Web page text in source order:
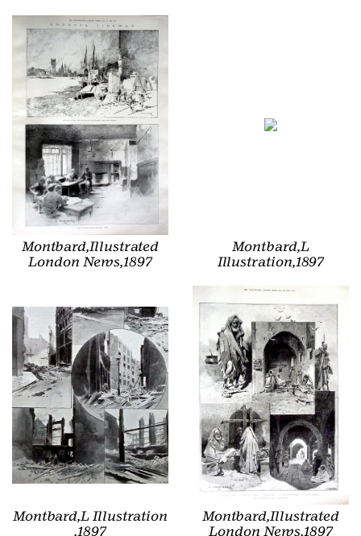
Montbard,Illustrated
London News,1897
Montbard,L
Illustration,1897
Montbard,L Illustration
,1897
Montbard,Illustrated
London News,1897